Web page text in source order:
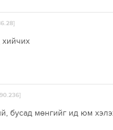
хийчих
бусад мөнгийг ид юм